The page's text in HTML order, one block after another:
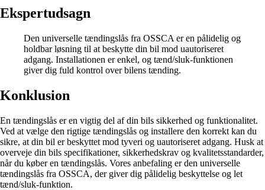
Ekspertudsagn
Den universelle tændingslås fra OSSCA er en pålidelig og
holdbar løsning til at beskytte din bil mod uautoriseret
adgang. Installationen er enkel, og tænd/sluk-funktionen
giver dig fuld kontrol over bilens tænding.
Konklusion
En tændingslås er en vigtig del af din bils sikkerhed og funktionalitet.
Ved at vælge den rigtige tændingslås og installere den korrekt kan du
sikre, at din bil er beskyttet mod tyveri og uautoriseret adgang. Husk at
overveje din bils specifikationer, sikkerhedskrav og kvalitetsstandarder,
når du køber en tændingslås. Vores anbefaling er den universelle
tændingslås fra OSSCA, der giver dig pålidelig beskyttelse og let
tænd/sluk-funktion.